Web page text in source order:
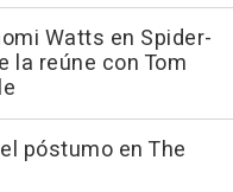
Watts en Spider-
la reúne con Tom
póstumo en The